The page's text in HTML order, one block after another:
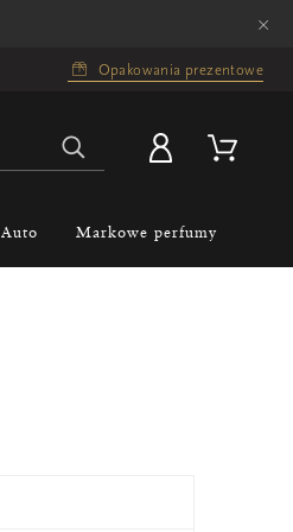
×
Opakowania prezentowe
Auto Markowe perfumy